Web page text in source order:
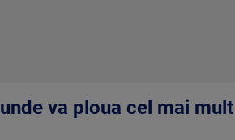
va ploua cel mai